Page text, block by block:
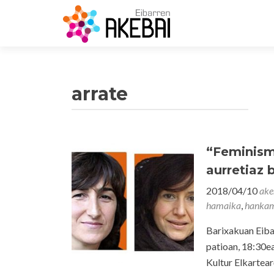
arrate
aurretiaz
2018/04/10
hamaika,
Barixakuan
patioan,
Kultur